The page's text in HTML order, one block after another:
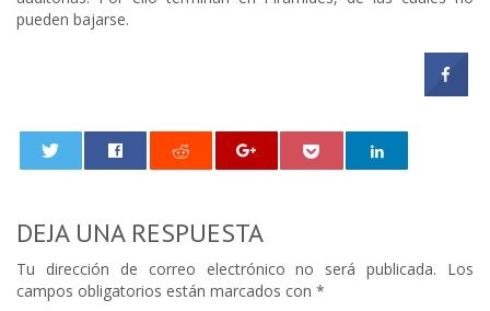
pueden bajarse.
DEJA UNA RESPUESTA
Tu dirección de correo electrónico no será publicada.
Los
campos obligatorios están marcados con *